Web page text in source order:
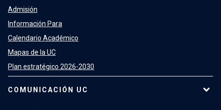
Admisión
Información Para
Calendario Académico
Mapas de la UC
Plan estratégico 2026-2030
COMUNICACIÓN UC